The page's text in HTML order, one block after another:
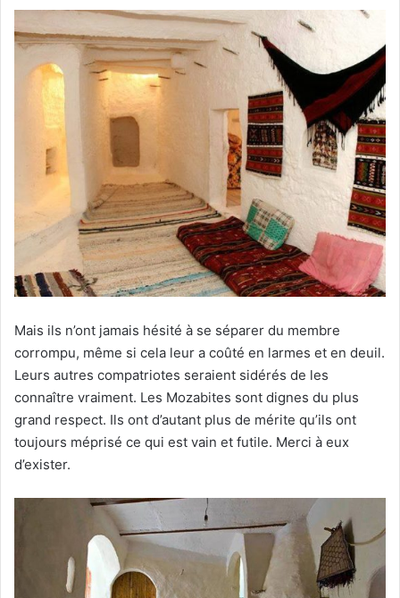
Mais ils n’ont jamais hésité à se séparer du membre
corrompu, même si cela leur a coûté en larmes et en deuil.
Leurs autres compatriotes seraient sidérés de les
connaître vraiment. Les Mozabites sont dignes du plus
grand respect. Ils ont d’autant plus de mérite qu’ils ont
toujours méprisé ce qui est vain et futile. Merci à eux
d’exister.